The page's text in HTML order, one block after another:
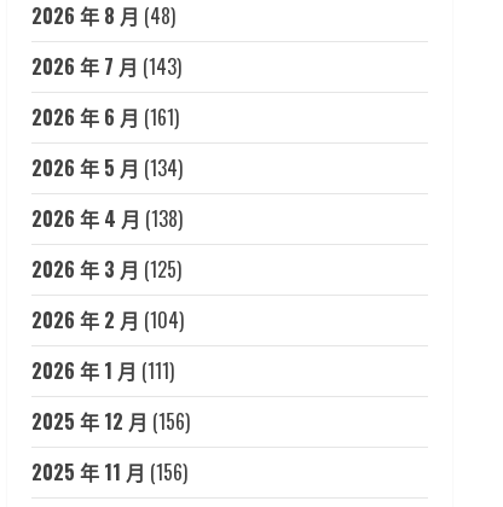
2026 年 8 月 (48)
2026 年 7 月 (143)
2026 年 6 月 (161)
2026 年 5 月 (134)
2026 年 4 月 (138)
2026 年 3 月 (125)
2026 年 2 月 (104)
2026 年 1 月 (111)
2025 年 12 月 (156)
2025 年 11 月 (156)